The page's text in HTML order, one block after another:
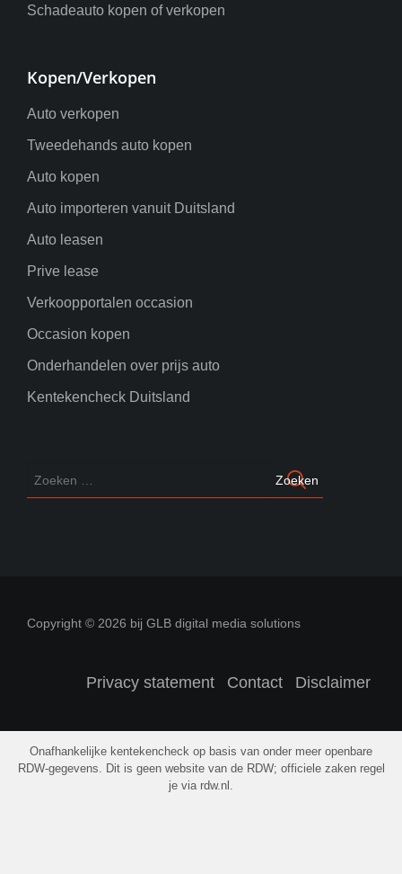
Schadeauto kopen of verkopen
Kopen/Verkopen
Auto verkopen
Tweedehands auto kopen
Auto kopen
Auto importeren vanuit Duitsland
Auto leasen
Prive lease
Verkoopportalen occasion
Occasion kopen
Onderhandelen over prijs auto
Kentekencheck Duitsland
Copyright © 2026 bij GLB digital media solutions
Privacy statement Contact Disclaimer
Onafhankelijke kentekencheck op basis van onder meer openbare
RDW-gegevens. Dit is geen website van de RDW; officiele zaken regel
je via rdw.nl.